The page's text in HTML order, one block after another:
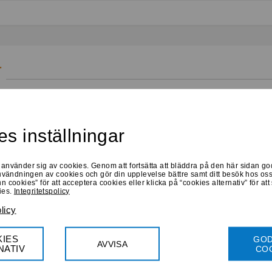
090 55
Köp 711 Kr
Progressiva
Bifokala
inställningar
sig av cookies. Genom att fortsätta att bläddra på den här sidan
av cookies och gör din upplevelse bättre samt ditt besök hos oss
cookies” för att acceptera cookies eller klicka på “cookies alternativ” för att
Integritetspolicy
AVVISA